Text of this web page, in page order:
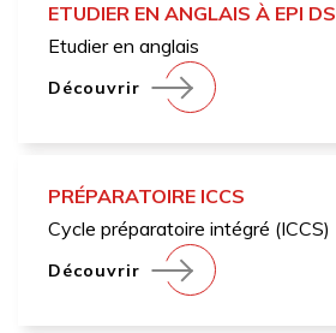
ETUDIER EN ANGLAIS À EPI DS
Etudier en anglais
Découvrir
PRÉPARATOIRE ICCS
Cycle préparatoire intégré (ICCS)
Découvrir